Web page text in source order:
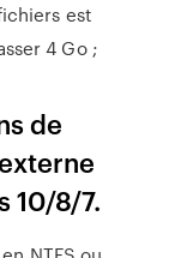
est
4 Go ;
de
10/8/7.